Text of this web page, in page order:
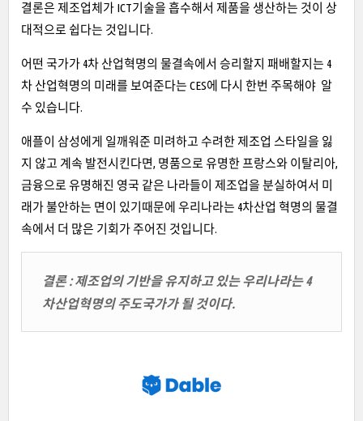
결론은 제조업체가 ICT기술을 흡수해서 제품을 생산하는 것이 상
대적으로 쉽다는 것입니다.
어떤 국가가 4차 산업혁명의 물결속에서 승리할지 패배할지는 4
차 산업혁명의 미래를 보여준다는 CES에 다시 한번 주목해야 알
수 있습니다.
애플이 삼성에게 일깨워준 미려하고 수려한 제조업 스타일을 잃
지 않고 계속 발전시킨다면, 명품으로 유명한 프랑스와 이탈리아,
금융으로 유명해진 영국 같은 나라들이 제조업을 분실하여서 미
래가 불안하는 면이 있기때문에 우리나라는 4차산업 혁명의 물결
속에서 더 많은 기회가 주어진 것입니다.
결론 : 제조업의 기반을 유지하고 있는 우리나라는 4
차산업혁명의 주도국가가 될 것이다.